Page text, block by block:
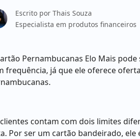
Escrito por Thais Souza
Especialista em produtos financeiros
Pernambucanas Elo Mais
frequência, já que ele oferece
contam com dois limites
Por ser um cartão bandeirado,